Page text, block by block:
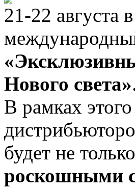
21-22 августа
Нового света»
В рамках
будет не только
роскошными